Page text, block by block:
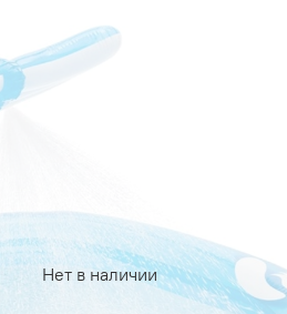
Нет в наличии